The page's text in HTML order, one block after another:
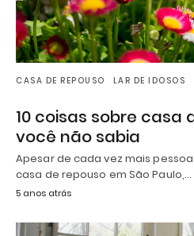
CASA DE REPOUSO LAR DE IDOSOS
10 coisas sobre casa
você não sabia
Apesar de cada vez mais
casa de repouso em São Paulo,…
5 anos atrás